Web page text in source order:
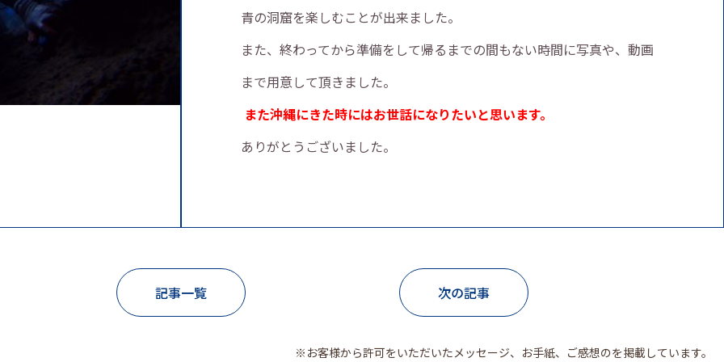
青の洞窟を楽しむことが出来ました。
また、終わってから準備をして帰るまでの間もない時間に写真や、動画
まで用意して頂きました。
また沖縄にきた時にはお世話になりたいと思います。
ありがとうございました。
記事一覧 次の記事
※お客様から許可をいただいた メッセージ、お手紙、ご感想のを掲載しています。